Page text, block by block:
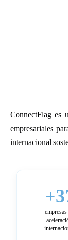
ConnectFlag es
empresariales
internacional